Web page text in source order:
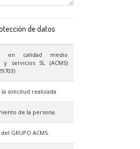
de datos
en calidad medio
y servicios SL (ACMS)
solicitud realizada.
de la persona.
GRUPO ACMS.